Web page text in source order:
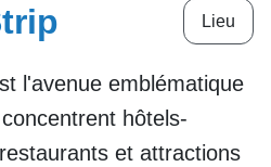
Lieu
l'avenue emblématique
hôtels-
et attractions